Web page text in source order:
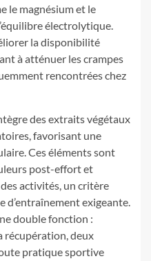
le magnésium et le
électrolytique.
la disponibilité
à atténuer les crampes
rencontrées chez
des extraits végétaux
favorisant une
Ces éléments sont
post-effort et
activités, un critère
d’entraînement exigeante.
double fonction :
récupération, deux
pratique sportive